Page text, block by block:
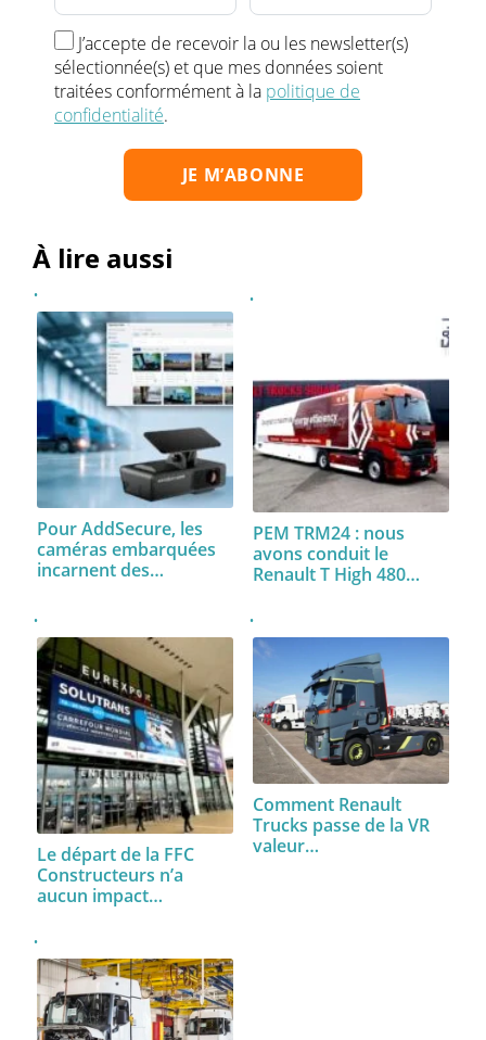
J’accepte de recevoir la ou les newsletter(s)
sélectionnée(s) et que mes données soient
traitées conformément à la politique de
confidentialité.
À lire aussi
Pour AddSecure, les
caméras embarquées
incarnent des…
PEM TRM24 : nous
avons conduit le
Renault T High 480…
Le départ de la FFC
Constructeurs n’a
aucun impact…
Comment Renault
Trucks passe de la VR
valeur…